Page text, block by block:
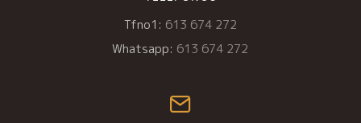
Tfno1: 613 674 272
Whatsapp: 613 674 272